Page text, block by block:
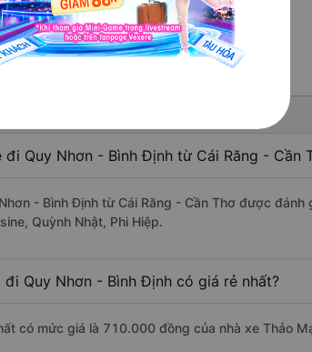
uy tín nhất
đi Quy Nhơn - Bình Định từ Cái Răng - Cần
- Bình Định từ Cái Răng - Cần Thơ được
Quỳnh Nhật, Phi Hiệp.
đi Quy Nhơn - Bình Định có giá rẻ nhất?
có mức giá là 710.000 đồng của nhà xe Thảo